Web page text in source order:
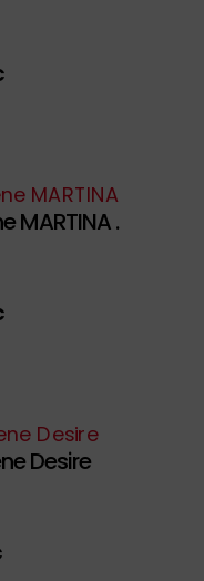
MARTINA .
Desire